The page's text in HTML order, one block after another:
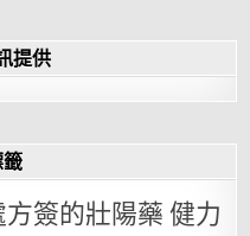
提供
簽的壯陽藥健力